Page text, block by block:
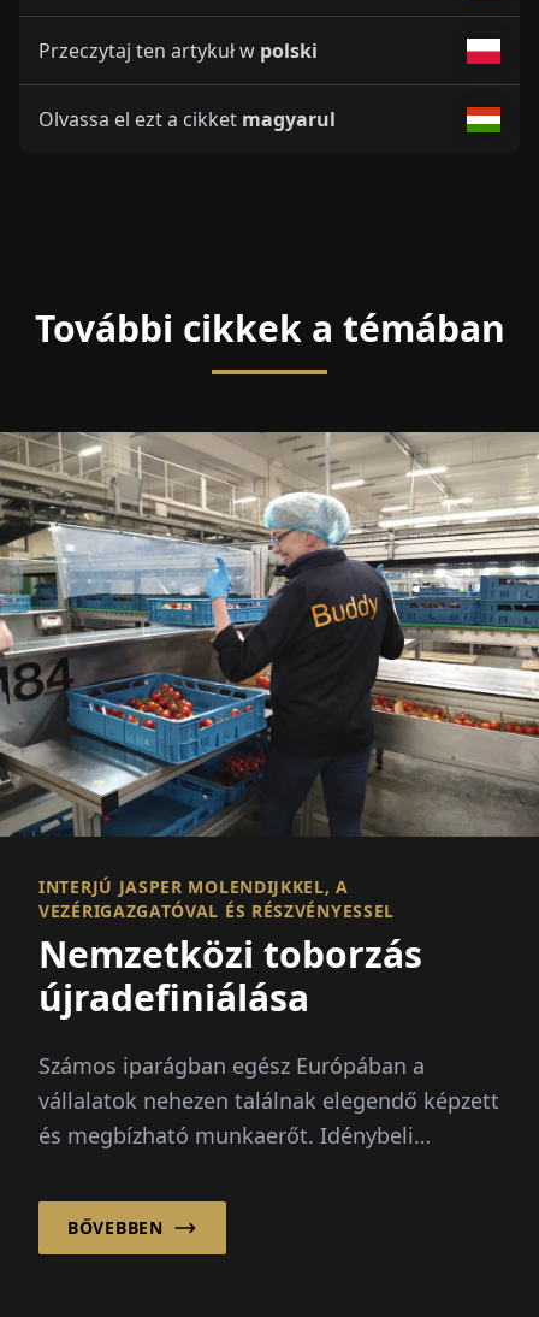
Przeczytaj ten artykuł w polski
Olvassa el ezt a cikket magyarul
További cikkek a témában
INTERJÚ JASPER MOLENDIJKKEL, A
VEZÉRIGAZGATÓVAL ÉS RÉSZVÉNYESSEL
Nemzetközi toborzás
újradefiniálása
Számos iparágban egész Európában a
vállalatok nehezen találnak elegendő képzett
és megbízható munkaerőt. Idénybeli
BŐVEBBEN